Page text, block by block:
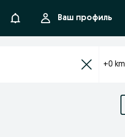
УведомленияВаш профиль
+0 km